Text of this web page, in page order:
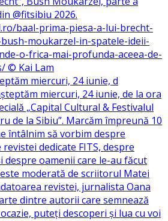
miercuri, 24 iunie, d